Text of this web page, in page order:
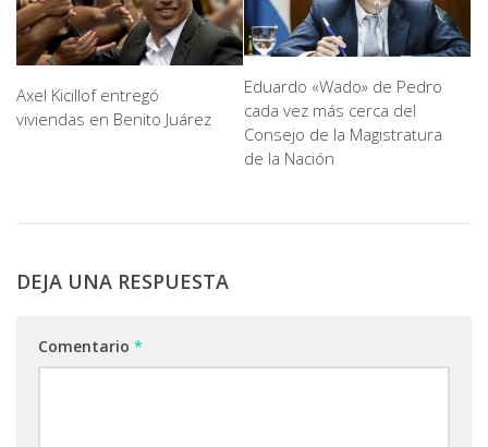
Axel Kicillof entregó
viviendas en Benito Juárez
Eduardo «Wado» de Pedro
cada vez más cerca del
Consejo de la Magistratura
de la Nación
DEJA UNA RESPUESTA
Comentario *